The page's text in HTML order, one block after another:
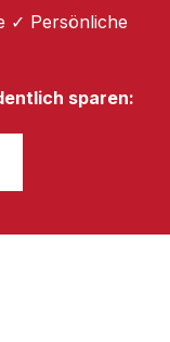
✓ Persönliche
sparen: